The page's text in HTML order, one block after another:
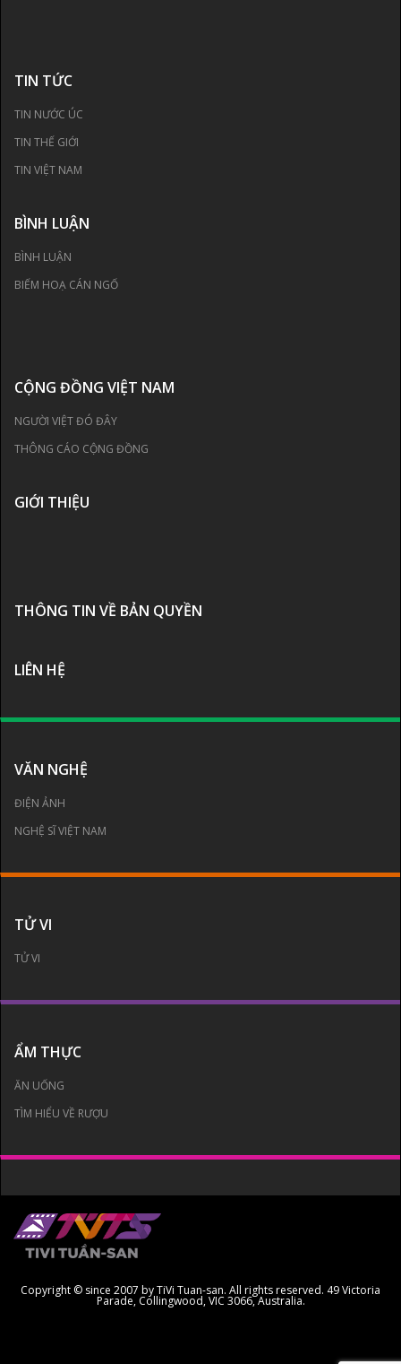
TIN TỨC
TIN NƯỚC ÚC
TIN THẾ GIỚI
TIN VIỆT NAM
BÌNH LUẬN
BÌNH LUẬN
BIẾM HOẠ CÁN NGỐ
CỘNG ĐỒNG VIỆT NAM
NGƯỜI VIỆT ĐÓ ĐÂY
THÔNG CÁO CỘNG ĐỒNG
GIỚI THIỆU
THÔNG TIN VỀ BẢN QUYỀN
LIÊN HỆ
VĂN NGHỆ
ĐIỆN ẢNH
NGHỆ SĨ VIỆT NAM
TỬ VI
TỬ VI
ẨM THỰC
ĂN UỐNG
TÌM HIỂU VỀ RƯỢU
Copyright © since 2007 by TiVi Tuan-san. All rights reserved. 49 Victoria
Parade, Collingwood, VIC 3066, Australia.